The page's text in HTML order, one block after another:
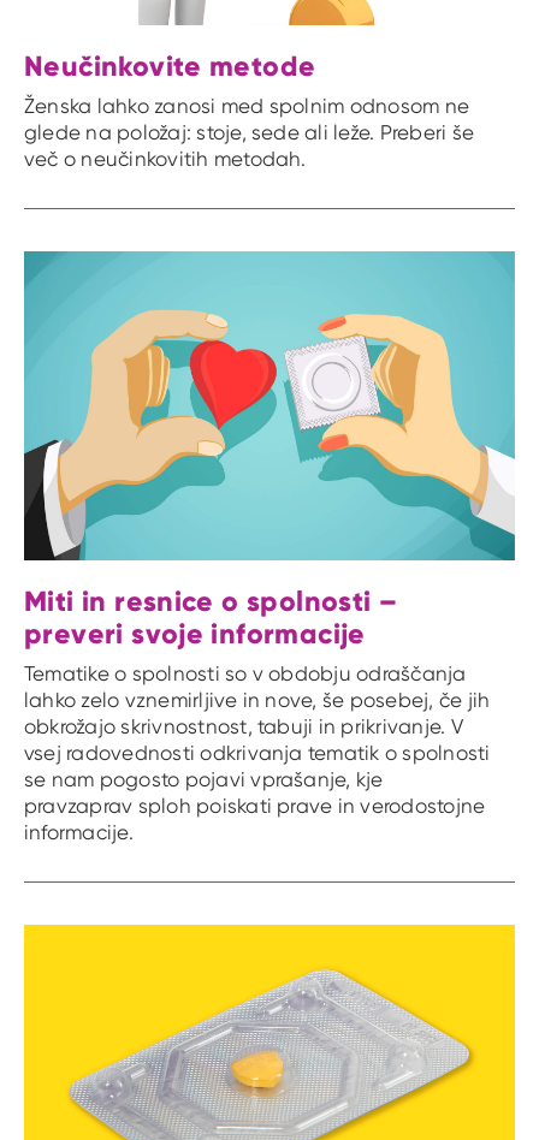
Neučinkovite metode
Ženska lahko zanosi med spolnim odnosom ne
glede na položaj: stoje, sede ali leže. Preberi še
več o neučinkovitih metodah.
Miti in resnice o spolnosti –
preveri svoje informacije
Tematike o spolnosti so v obdobju odraščanja
lahko zelo vznemirljive in nove, še posebej, če jih
obkrožajo skrivnostnost, tabuji in prikrivanje. V
vsej radovednosti odkrivanja tematik o spolnosti
se nam pogosto pojavi vprašanje, kje
pravzaprav sploh poiskati prave in verodostojne
informacije.